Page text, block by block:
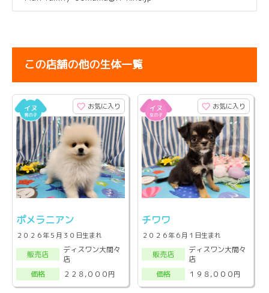
この店舗の他の生体一覧
お気に入り
ポメラニアン
２０２６年５月３０日生まれ
販売店
ディスワン大間々
店
価格
２２８,０００円
お気に入り
チワワ
２０２６年６月１日生まれ
販売店
ディスワン大間々
店
価格
１９８,０００円